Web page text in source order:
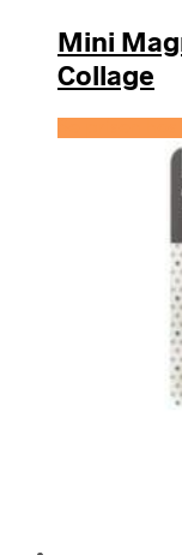
Mini
Collage